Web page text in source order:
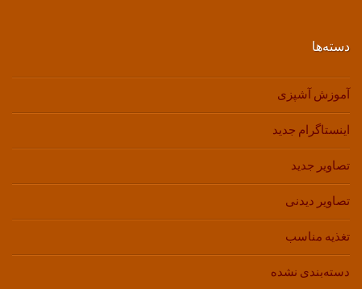
دسته‌ها
آموزش آشپزی
اینستاگرام جدید
تصاویر جدید
تصاویر دیدنی
تغذیه مناسب
دسته‌بندی نشده